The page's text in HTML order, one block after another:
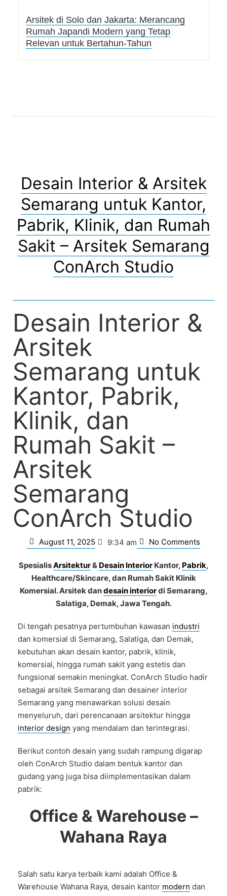
Arsitek di Solo dan Jakarta: Merancang
Rumah Japandi Modern yang Tetap
Relevan untuk Bertahun-Tahun
Desain Interior & Arsitek
Semarang untuk Kantor,
Pabrik, Klinik, dan Rumah
Sakit – Arsitek Semarang
ConArch Studio
Desain Interior &
Arsitek
Semarang untuk
Kantor, Pabrik,
Klinik, dan
Rumah Sakit –
Arsitek
Semarang
ConArch Studio
August 11, 2025 9:34 am No Comments
SpesialisArsitektur& Desain InteriorKantor, Pabrik,
Healthcare/Skincare, dan Rumah Sakit Klinik
Komersial. Arsitek dandesain interiordi Semarang,
Salatiga, Demak, Jawa Tengah.
Di tengah pesatnya pertumbuhan kawasan industri
dan komersial di Semarang, Salatiga, dan Demak,
kebutuhan akan desain kantor, pabrik, klinik,
komersial, hingga rumah sakit yang estetis dan
fungsional semakin meningkat. ConArch Studio hadir
sebagai arsitek Semarang dan desainer interior
Semarang yang menawarkan solusi desain
menyeluruh, dari perencanaan arsitektur hingga
interior design yang mendalam dan terintegrasi.
Berikut contoh desain yang sudah rampung digarap
oleh ConArch Studio dalam bentuk kantor dan
gudang yang juga bisa diimplementasikan dalam
pabrik:
Office & Warehouse –
Wahana Raya
Salah satu karya terbaik kami adalah Office &
Warehouse Wahana Raya, desain kantor modern dan